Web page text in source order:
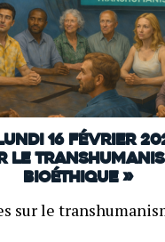
16 février
le
bioéthique »
sur le